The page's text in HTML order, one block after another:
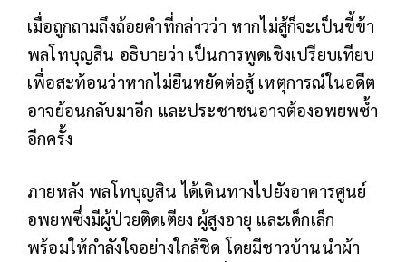
เมื่อถูกถามถึงถ้อยคำที่กล่าวว่า หากไม่สู้ก็จะเป็นขี้ข้า
พลโทบุญสิน อธิบายว่า เป็นการพูดเชิงเปรียบเทียบ
เพื่อสะท้อนว่าหากไม่ยืนหยัดต่อสู้ เหตุการณ์ในอดีต
อาจย้อนกลับมาอีก และประชาชนอาจต้องอพยพซ้ำ
อีกครั้ง
ภายหลัง พลโทบุญสิน ได้เดินทางไปยังอาคารศูนย์
อพยพซึ่งมีผู้ป่วยติดเตียง ผู้สูงอายุ และเด็กเล็ก
พร้อมให้กำลังใจอย่างใกล้ชิด โดยมีชาวบ้านนำผ้า